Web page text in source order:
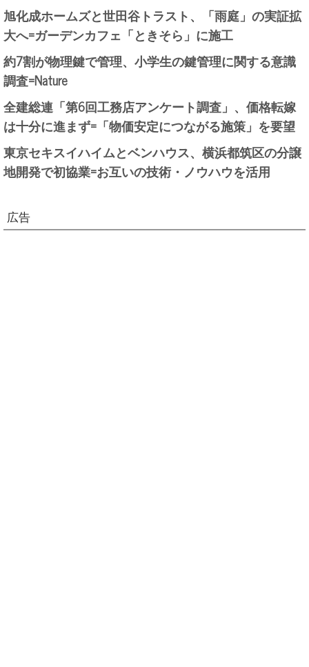
旭化成ホームズと世田谷トラスト、「雨庭」の実証拡
大へ=ガーデンカフェ「ときそら」に施工
約7割が物理鍵で管理、小学生の鍵管理に関する意識
調査=Nature
全建総連「第6回工務店アンケート調査」、価格転嫁
は十分に進まず=「物価安定につながる施策」を要望
東京セキスイハイムとベンハウス、横浜都筑区の分譲
地開発で初協業=お互いの技術・ノウハウを活用
広告